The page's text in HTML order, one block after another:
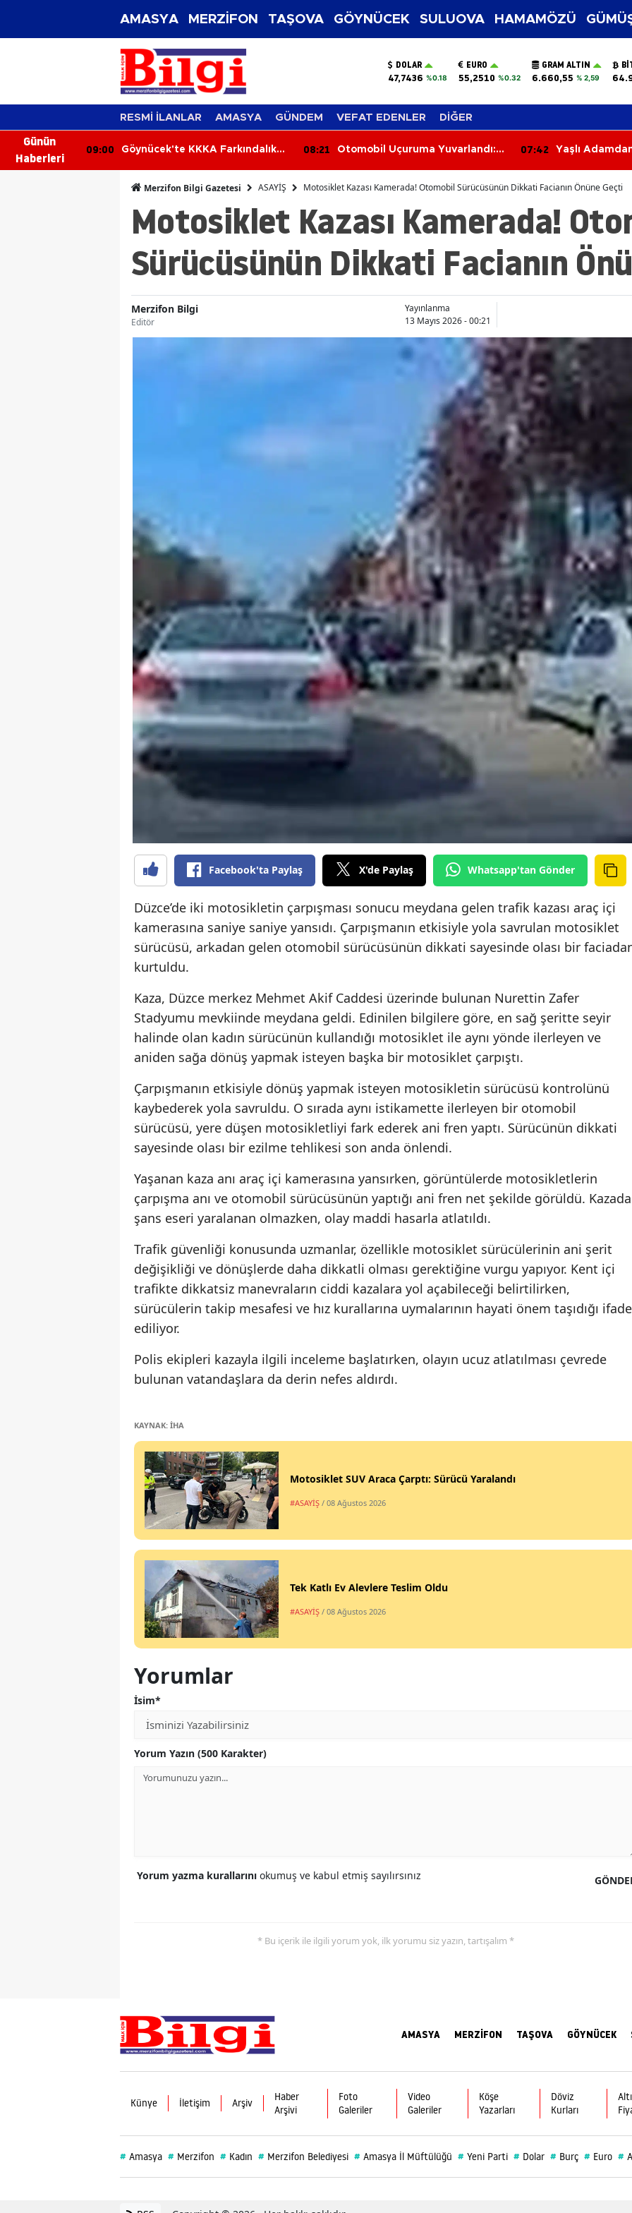
AMASYA MERZİFON TAŞOVA GÖYNÜCEK SULUOVA HAMAMÖZÜ
DOLAR
47,7436 %0.18
EURO
55,2510 %0.32
GRAM ALTIN
6.660,55 % 2,59
RESMİ İLANLAR AMASYA GÜNDEM VEFAT EDENLER DİĞER
Günün
Haberleri
09:00
Göynücek'te KKKA Farkındalık
08:21
Otomobil Uçuruma Yuvarlandı:
07:42
Yaşlı
Merzifon Bilgi Gazetesi ASAYİŞ Motosiklet Kazası Kamerada! Otomobil Sürücüsünün Dikkati Facianın Önüne Geçti
Motosiklet Kazası Kamerada!
Sürücüsünün Dikkati Facianın
Merzifon Bilgi
Editör
Yayınlanma
13 Mayıs 2026 - 00:21
Facebook'ta Paylaş X'de Paylaş Whatsapp'tan Gönder
Düzce’de iki motosikletin çarpışması sonucu meydana gelen trafik kazası araç içi
kamerasına saniye saniye yansıdı. Çarpışmanın etkisiyle yola savrulan motosiklet
sürücüsü, arkadan gelen otomobil sürücüsünün dikkati sayesinde olası bir
kurtuldu.
Kaza, Düzce merkez Mehmet Akif Caddesi üzerinde bulunan Nurettin Zafer
Stadyumu mevkiinde meydana geldi. Edinilen bilgilere göre, en sağ şeritte seyir
halinde olan kadın sürücünün kullandığı motosiklet ile aynı yönde ilerleyen ve
aniden sağa dönüş yapmak isteyen başka bir motosiklet çarpıştı.
Çarpışmanın etkisiyle dönüş yapmak isteyen motosikletin sürücüsü kontrolünü
kaybederek yola savruldu. O sırada aynı istikamette ilerleyen bir otomobil
sürücüsü, yere düşen motosikletliyi fark ederek ani fren yaptı. Sürücünün dikkati
sayesinde olası bir ezilme tehlikesi son anda önlendi.
Yaşanan kaza anı araç içi kamerasına yansırken, görüntülerde motosikletlerin
çarpışma anı ve otomobil sürücüsünün yaptığı ani fren net şekilde görüldü. Kazada
şans eseri yaralanan olmazken, olay maddi hasarla atlatıldı.
Trafik güvenliği konusunda uzmanlar, özellikle motosiklet sürücülerinin ani şerit
değişikliği ve dönüşlerde daha dikkatli olması gerektiğine vurgu yapıyor. Kent içi
trafikte dikkatsiz manevraların ciddi kazalara yol açabileceği belirtilirken,
sürücülerin takip mesafesi ve hız kurallarına uymalarının hayati önem taşıdığı ifade
ediliyor.
Polis ekipleri kazayla ilgili inceleme başlatırken, olayın ucuz atlatılması çevrede
bulunan vatandaşlara da derin nefes aldırdı.
KAYNAK: İHA
Motosiklet SUV Araca Çarptı: Sürücü Yaralandı
#ASAYİŞ / 08 Ağustos 2026
Tek Katlı Ev Alevlere Teslim Oldu
#ASAYİŞ / 08 Ağustos 2026
Yorumlar
İsim*
Yorum Yazın (500 Karakter)
Yorum yazma kurallarını okumuş ve kabul etmiş sayılırsınız
* Bu içerik ile ilgili yorum yok, ilk yorumu siz yazın, tartışalım *
AMASYA MERZİFON TAŞOVA GÖYNÜCEK
Künye İletişim Arşiv
Haber
Arşivi
Foto
Galeriler
Video
Galeriler
Köşe
Yazarları
Döviz
Kurları
# Amasya # Merzifon # Kadın # Merzifon Belediyesi # Amasya İl Müftülüğü # Yeni Parti # Dolar # Burç # Euro #